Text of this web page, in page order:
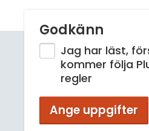
Godkänn
Jag har läst,
kommer följa
regler
Ange uppgifter